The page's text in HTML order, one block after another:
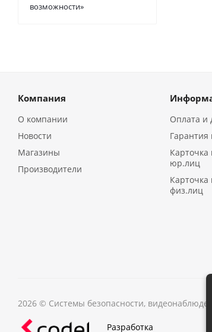
возможности»
Компания
О компании
Новости
Магазины
Производители
Оплата и
Гарантия
Карточка
юр.лиц
Карточка
физ.лиц
2026 © Системы безопасности,
Разработка